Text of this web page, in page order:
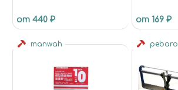
от 440 ₽ от 169 ₽
manwah pebaro